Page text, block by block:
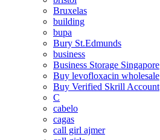
Bruxelas
building
bupa
Bury St.Edmunds
business
Business Storage Singapore
Buy levofloxacin wholesale
Buy Verified Skrill Account
C
cabelo
cagas
call girl ajmer